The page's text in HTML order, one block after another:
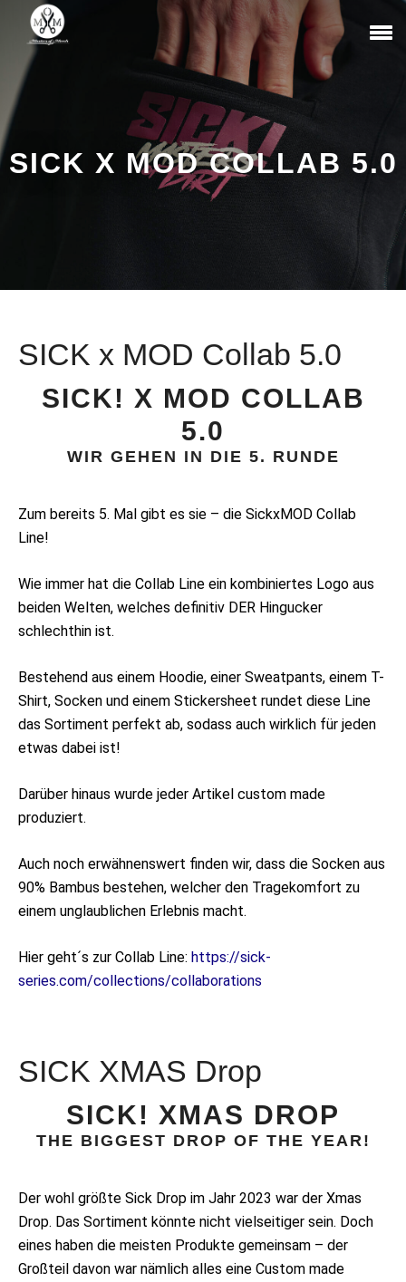
SICK X MOD COLLAB 5.0
SICK x MOD Collab 5.0
SICK! X MOD COLLAB
5.0
WIR GEHEN IN DIE 5. RUNDE
Zum bereits 5. Mal gibt es sie – die SickxMOD Collab
Line!
Wie immer hat die Collab Line ein kombiniertes Logo aus
beiden Welten, welches definitiv DER Hingucker
schlechthin ist.
Bestehend aus einem Hoodie, einer Sweatpants, einem T-
Shirt, Socken und einem Stickersheet rundet diese Line
das Sortiment perfekt ab, sodass auch wirklich für jeden
etwas dabei ist!
Darüber hinaus wurde jeder Artikel custom made
produziert.
Auch noch erwähnenswert finden wir, dass die Socken aus
90% Bambus bestehen, welcher den Tragekomfort zu
einem unglaublichen Erlebnis macht.
Hier geht´s zur Collab Line: https://sick-
series.com/collections/collaborations
SICK XMAS Drop
SICK! XMAS DROP
THE BIGGEST DROP OF THE YEAR!
Der wohl größte Sick Drop im Jahr 2023 war der Xmas
Drop. Das Sortiment könnte nicht vielseitiger sein. Doch
eines haben die meisten Produkte gemeinsam – der
Großteil davon war nämlich alles eine Custom made